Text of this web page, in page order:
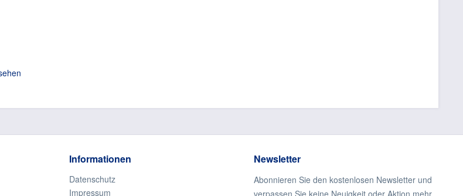
Informationen
Datenschutz
Impressum
Newsletter
Abonnieren Sie den kostenlosen Newsletter und
verpassen Sie keine Neuigkeit oder Aktion mehr